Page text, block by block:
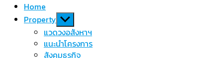
Home
Property Show
sub
menu
แวดวงอสังหาฯ
แนะนำโครงการ
สังคมธุรกิจ